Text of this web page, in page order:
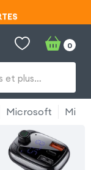
et plus…
0
Microsoft